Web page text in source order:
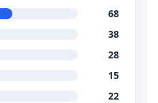
68
38
28
15
22